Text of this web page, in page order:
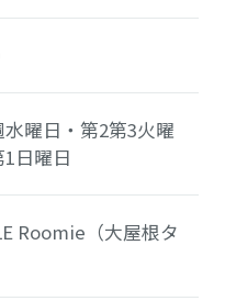
曜日・第2第3火曜
日曜日
Roomie（大屋根タ